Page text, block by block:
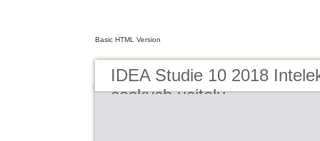
Basic HTML Version
IDEA Studie 10 2018
ceskych ucitelu